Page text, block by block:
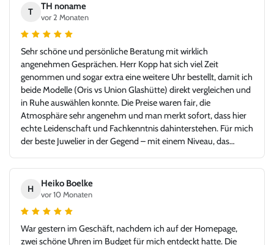
T
TH noname
vor 2 Monaten
Sehr schöne und persönliche Beratung mit wirklich
angenehmen Gesprächen. Herr Kopp hat sich viel Zeit
genommen und sogar extra eine weitere Uhr bestellt, damit ich
beide Modelle (Oris vs Union Glashütte) direkt vergleichen und
in Ruhe auswählen konnte. Die Preise waren fair, die
Atmosphäre sehr angenehm und man merkt sofort, dass hier
echte Leidenschaft und Fachkenntnis dahinterstehen. Für mich
der beste Juwelier in der Gegend – mit einem Niveau, das
sehr froh, Juwelier Kopp gefunden zu haben, und werde
definitiv wiederkommen. Klare Empfehlung!
H
Heiko Boelke
vor 10 Monaten
War gestern im Geschäft, nachdem ich auf der Homepage,
zwei schöne Uhren im Budget für mich entdeckt hatte. Die